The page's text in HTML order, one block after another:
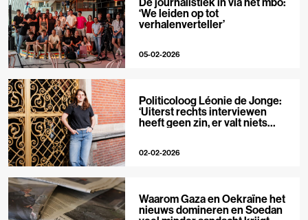
‘We leiden op tot
verhalenverteller’
05-02-2026
Politicoloog Léonie de Jonge:
‘Uiterst rechts interviewen
heeft geen zin, er valt niets
02-02-2026
Waarom Gaza en Oekraïne het
nieuws domineren en Soedan